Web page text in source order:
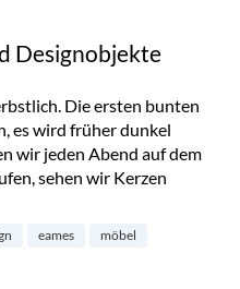
Designobjekte
Die ersten bunten
es wird früher dunkel
wir jeden Abend auf dem
sehen wir Kerzen
und Designobjekte“
eames
möbel